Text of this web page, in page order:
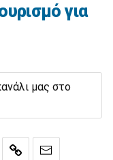
για
μας στο